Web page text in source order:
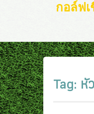
กอล์ฟ
Tag: หั